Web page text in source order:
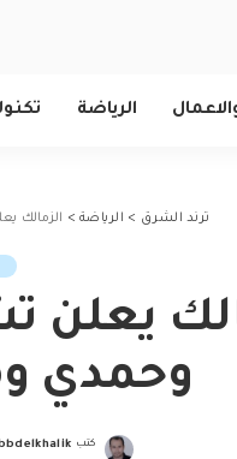
الرياضة
ترند الشرق > الرياضة> الزمالك
يعلن
وحمدي
Posted
كتب